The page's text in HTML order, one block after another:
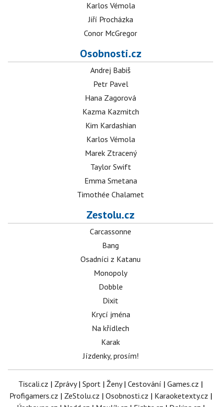
Karlos Vémola
Jiří Procházka
Conor McGregor
Osobnosti.cz
Andrej Babiš
Petr Pavel
Hana Zagorová
Kazma Kazmitch
Kim Kardashian
Karlos Vémola
Marek Ztracený
Taylor Swift
Emma Smetana
Timothée Chalamet
Zestolu.cz
Carcassonne
Bang
Osadníci z Katanu
Monopoly
Dobble
Dixit
Krycí jména
Na křídlech
Karak
Jízdenky, prosím!
Tiscali.cz | Zprávy| Sport | Ženy| Cestování | Games.cz |
Profigamers.cz | ZeStolu.cz | Osobnosti.cz | Karaoketexty.cz |